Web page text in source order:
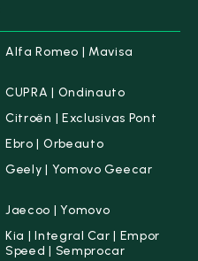
Alfa Romeo | Mavisa
CUPRA | Ondinauto
Citroën | Exclusivas Pont
Ebro | Orbeauto
Geely | Yomovo Geecar
Jaecoo | Yomovo
Kia | Integral Car | Empor
Speed | Semprocar